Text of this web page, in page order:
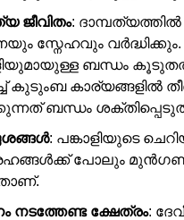
ജീവിതം:
സ്നേഹവും വർദ്ധിക്കും.
ബന്ധം
കുടുംബ കാര്യങ്ങളിൽ
ബന്ധം
: പങ്കാളിയുടെ
പോലും
നടത്തേണ്ട ക്ഷേത്രം: